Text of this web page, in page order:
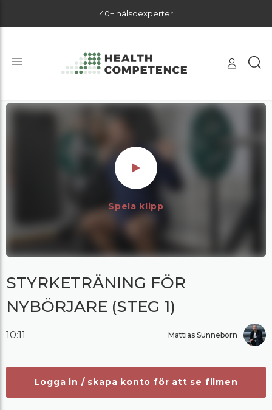
40+ hälsoexperter
Spela klipp
Mattias Sunneborn
STYRKETRÄNING FÖR
NYBÖRJARE (STEG 1)
10:11
Logga in / skapa konto för att se filmen